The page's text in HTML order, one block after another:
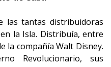
las tantas distribuidoras
la Isla. Distribuía, entre
la compañía Walt Disney.
Revolucionario, sus